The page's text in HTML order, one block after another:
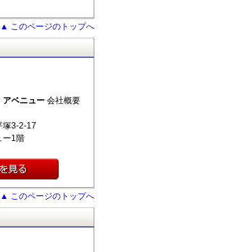
▲ このページのトップへ
アベニュー 会社概要
塚3-2-17
ー1階
▲ このページのトップへ